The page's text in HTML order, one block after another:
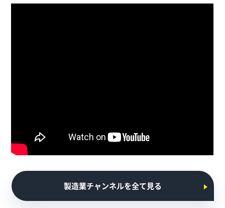
製造業チャンネルを全て見る